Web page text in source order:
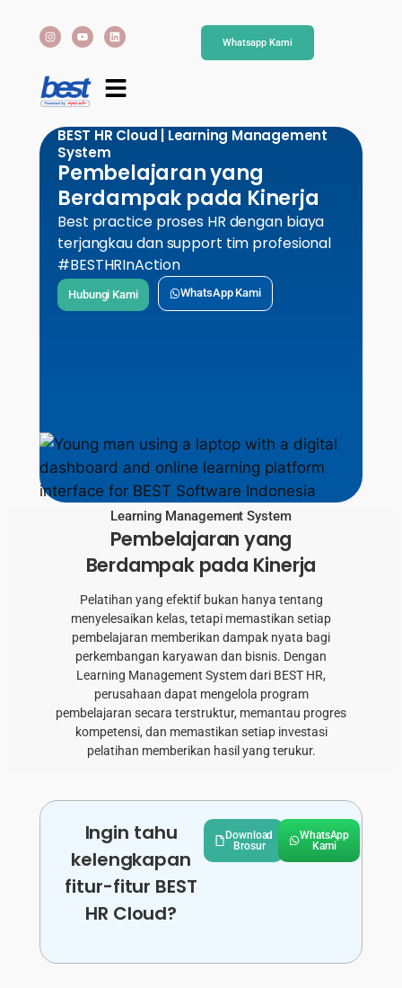
Whatsapp Kami
BEST HR Cloud | Learning Management
System
Pembelajaran yang
Berdampak pada Kinerja
Best practice proses HR dengan biaya
terjangkau dan support tim profesional
#BESTHRInAction
Hubungi Kami WhatsApp Kami
Learning Management System
Pembelajaran yang
Berdampak pada Kinerja
Pelatihan yang efektif bukan hanya tentang
menyelesaikan kelas, tetapi memastikan setiap
pembelajaran memberikan dampak nyata bagi
perkembangan karyawan dan bisnis. Dengan
Learning Management System dari BEST HR,
perusahaan dapat mengelola program
pembelajaran secara terstruktur, memantau progres
kompetensi, dan memastikan setiap investasi
pelatihan memberikan hasil yang terukur.
Ingin tahu
kelengkapan
fitur-fitur BEST
HR Cloud?
Download
Brosur
WhatsApp
Kami